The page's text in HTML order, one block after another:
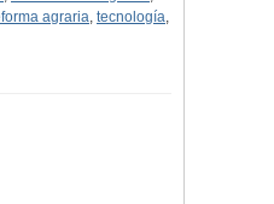
agraria, tecnología,